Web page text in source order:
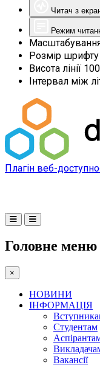
Читач з
Режим
Розмір шрифту
Висота лінії 100
Інтервал між
Плагін веб-
Головне меню
×
НОВИНИ
ІНФОРМАЦІЯ
Студентам
Вакансії